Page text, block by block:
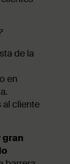
de la
en
al cliente
gran